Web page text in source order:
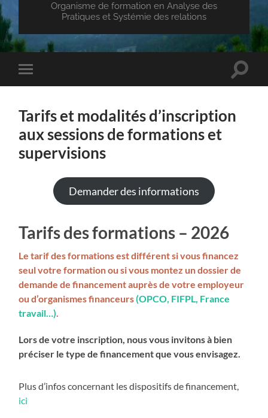
Organisme de formation en Analyse des
Pratiques et Systémie des relations
Toggle
mobile
Toggle
Tarifs et modalités d’inscription
aux sessions de formations et
supervisions
Demander des informations
Tarifs des formations – 2026
Le tarif des formations est différent si vous financez
seul votre formation ou si vous montez un dossier de
demande de financement auprès de votre employeur
ou d’organismes financeurs(OPCO, FIFPL, France
travail…)
Lors de votre inscription, nous vous invitons à bien
préciser le type de financement que vous envisagez.
Plus d’infos concernant les dispositifs de financement,
ici